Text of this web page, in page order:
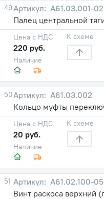
49
А61.03.001-02
Палец центральной
Наличие
Цена с НДС
220 руб.
К схеме
50
А61.03.002
Кольцо муфты
Наличие
Цена с НДС
20 руб.
К схеме
51
А61.02.100-
Винт раскоса верхний